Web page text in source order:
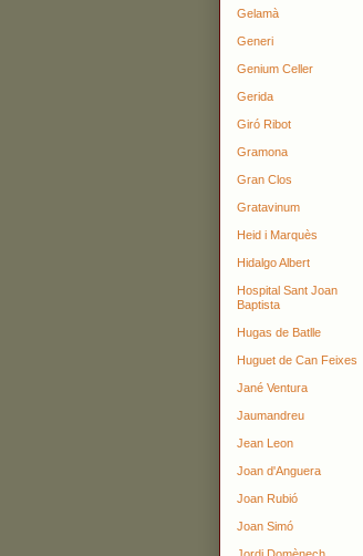
Gelamà
Generi
Genium Celler
Gerida
Giró Ribot
Gramona
Gran Clos
Gratavinum
Heid i Marquès
Hidalgo Albert
Hospital Sant Joan
Baptista
Hugas de Batlle
Huguet de Can Feixes
Jané Ventura
Jaumandreu
Jean Leon
Joan d'Anguera
Joan Rubió
Joan Simó